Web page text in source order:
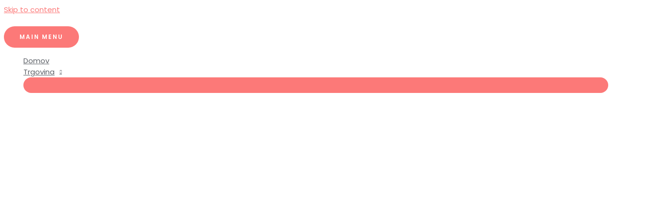
Skip to content
MAIN MENU
Domov
Trgovina